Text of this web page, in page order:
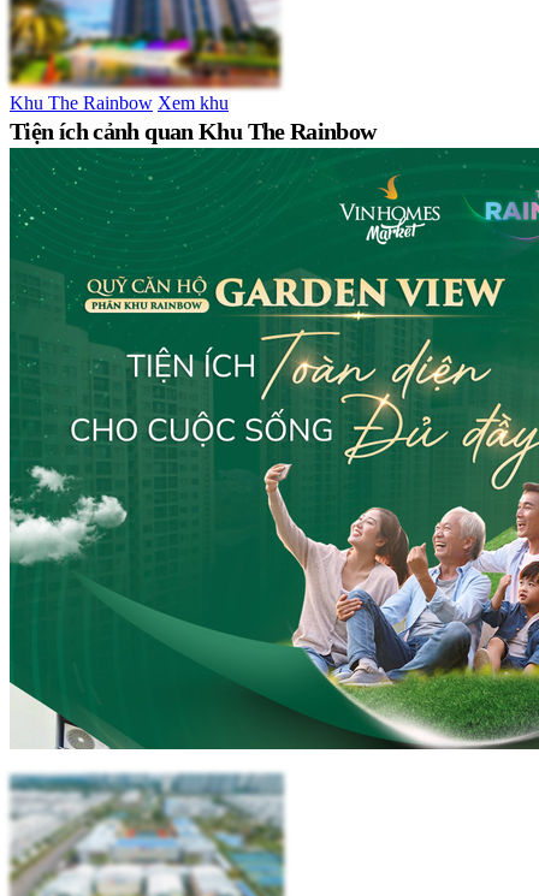
Khu The Rainbow Xem khu
Tiện ích cảnh quan Khu The Rainbow